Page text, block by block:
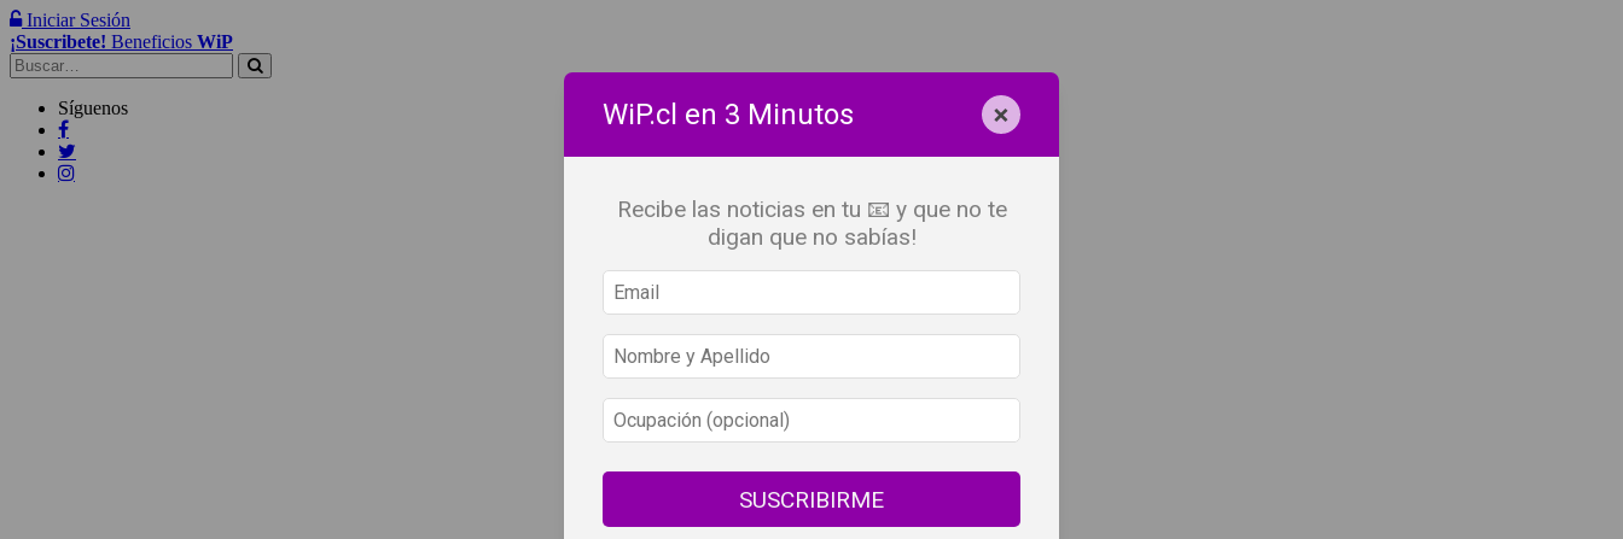
Iniciar Sesión
¡Suscribete! Beneficios WiP
Buscar:
Síguenos WiP.cl en 3 Minutos ×
Recibe las noticias en tu 📧 y que no te
digan que no sabías!
SUSCRIBIRME